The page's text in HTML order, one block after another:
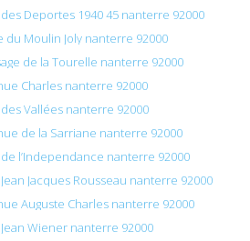
Deportes 1940 45 nanterre 92000
Moulin Joly nanterre 92000
de la Tourelle nanterre 92000
Charles nanterre 92000
Vallées nanterre 92000
de la Sarriane nanterre 92000
l’Independance nanterre 92000
Jacques Rousseau nanterre 92000
Auguste Charles nanterre 92000
Wiener nanterre 92000